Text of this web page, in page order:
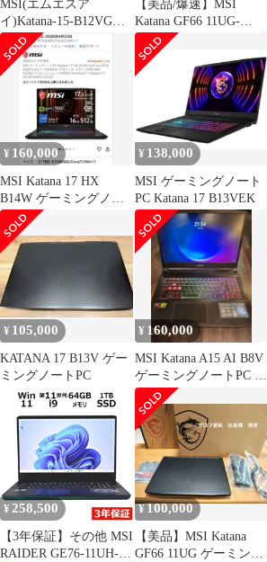
MSI(エムエスア
イ)Katana-15-B12VGK-
1803JPゲーミングノー
トパソコン katana-15-
b12vgk-1803jp 整備済み
アウトレット品 [中古
【美品/爆速】MSI
Katana GF66 11UG-
029JP ゲーミングノー
トPC
¥ 160,000
MSI Katana 17 HX
B14W ゲーミングノー
ト 本体
¥ 138,000
MSI ゲーミングノート
PC Katana 17 B13VEK
¥ 105,000
KATANA 17 B13V ゲー
ミングノートPC
¥ 160,000
MSI Katana A15 AI B8V
ゲーミングノートPC 本
体
¥258,500
【3年保証】その他 MSI
RAIDER GE76-11UH-
¥100,000
【美品】MSI Katana
GF66 11UG ゲーミング